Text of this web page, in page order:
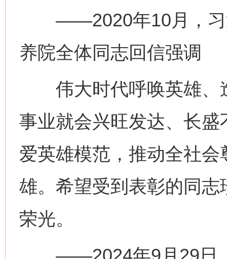
——2020年10月，习
养院全体同志回信强调
伟大时代呼唤英雄、
事业就会兴旺发达、长
爱英雄模范，推动全社
雄。希望受到表彰的同
荣光。